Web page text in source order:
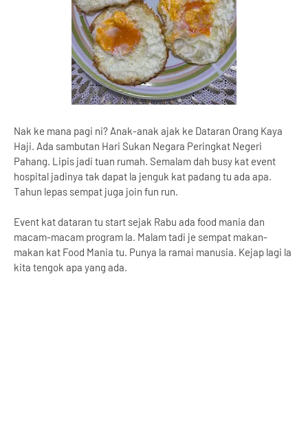
Nak ke mana pagi ni? Anak-anak ajak ke Dataran Orang Kaya
Haji. Ada sambutan Hari Sukan Negara Peringkat Negeri
Pahang. Lipis jadi tuan rumah. Semalam dah busy kat event
hospital jadinya tak dapat la jenguk kat padang tu ada apa.
Tahun lepas sempat juga join fun run.
Event kat dataran tu start sejak Rabu ada food mania dan
macam-macam program la. Malam tadi je sempat makan-
makan kat Food Mania tu. Punya la ramai manusia. Kejap lagi la
kita tengok apa yang ada.